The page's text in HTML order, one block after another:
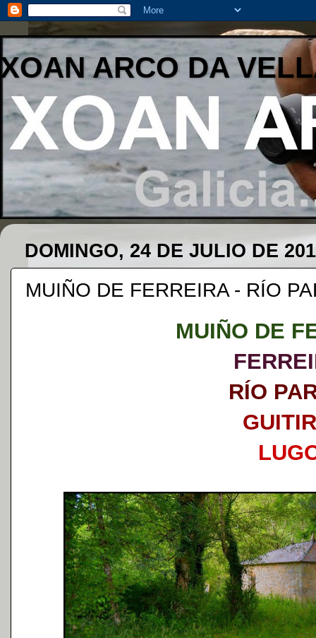
XOAN ARCO DA
DOMINGO, 24 DE JULIO DE
MUIÑO DE FERREIRA - RÍO
MUIÑO DE
RÍO